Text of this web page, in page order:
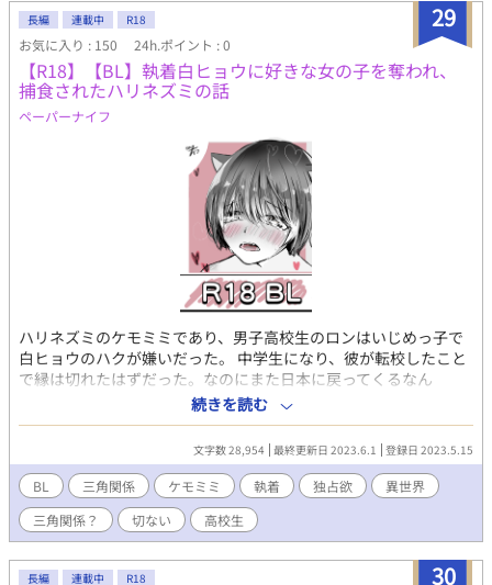
29
長編 連載中 R18
お気に入り : 150 24h.ポイント : 0
【R18】【BL】執着白ヒョウに好きな女の子を奪われ、
捕食されたハリネズミの話
ペーパーナイフ
ハリネズミのケモミミであり、男子高校生のロンはいじめっ子で
白ヒョウのハクが嫌いだった。 中学生になり、彼が転校したこと
で縁は切れたはずだった。なのにまた日本に戻ってくるなん
て…。イケメンな彼はクラスの人気者だけどなぜか俺ばかりに執
着する。 そんなとき俺が密かに思いを寄せる女の子、ウサミちゃ
んの存在が彼にバレてしまい…。 「ロン、全部忘れるぐらい気持
ちよくしてやる」 注意⚠ 男女のカップルが登場します。 攻めが女
の子と付き合います(接触なし) エロ濃いめR18(リバ、妊娠なし)
自慰、挿入、本番あり
続きを読む
文字数 28,954 最終更新日 2023.6.1 登録日 2023.5.15
BL 三角関係 ケモミミ 執着 独占欲
異世界
三角関係？
切ない 高校生
30
長編 連載中 R18